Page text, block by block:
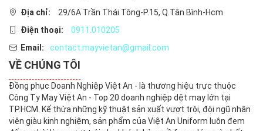
Địa chỉ:
29/6A Trần Thái Tông-P.15, Q.Tân Bình-Hcm
Điện thoại:
0911.010205
Email:
contact.mayvietan@gmail.com
VỀ CHÚNG TÔI
Đồng phục Doanh Nghiệp Việt An - là thương hiệu trực thuộc
Công Ty May Việt An - Top 20 doanh nghiệp dệt may lớn tại
TP.HCM. Kế thừa những kỹ thuật sản xuất vượt trội, đội ngũ nhân
viên giàu kinh nghiệm, sản phẩm của Việt An Uniform luôn đem